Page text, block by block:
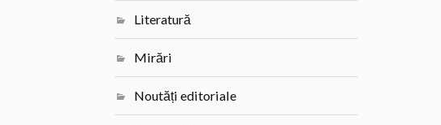
Literatură
Mirări
Noutăți editoriale